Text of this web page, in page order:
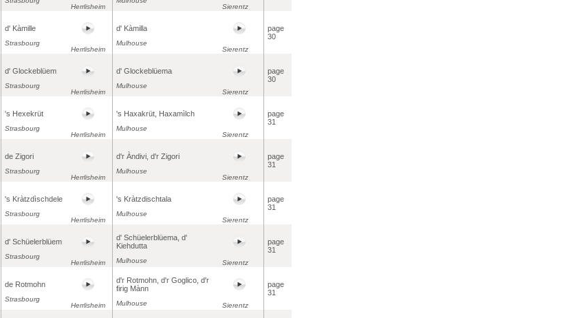
Herrlisheim
Sierentz
d' Kàmille
Strasbourg
Herrlisheim
d' Kàmilla
Mulhouse
Sierentz
page
30
d' Glockeblüem
Strasbourg
Herrlisheim
d' Glockeblüema
Mulhouse
Sierentz
page
30
's Hexekrüt
Strasbourg
Herrlisheim
's Haxakrüt, Haxamìlch
Mulhouse
Sierentz
page
31
de Zigori
Strasbourg
Herrlisheim
d'r Àndivi, d'r Zigori
Mulhouse
Sierentz
page
31
's Kràtzdìschdele
Strasbourg
Herrlisheim
's Kràtzdischtala
Mulhouse
Sierentz
page
31
d' Schüelerblüem
Strasbourg
Herrlisheim
d' Schüelerblüema, d'
Kiehdutta
Mulhouse Sierentz
page
31
de Rotmohn
Strasbourg
Herrlisheim
d'r Rotmohn, d'r Goglico, d'r
firig Mànn
Mulhouse Sierentz
page
31